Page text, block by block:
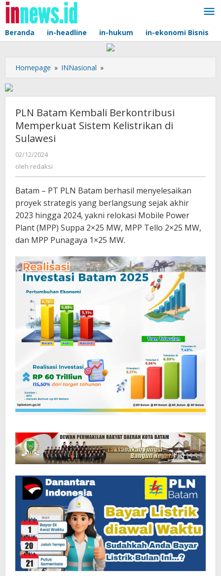
Lewati
konten
Beranda in-headline in-hukum in-ekonomi Bisnis
Homepage » INNasional »
Batam
Berkontribusi
Memperkuat
Sistem
Kelistrikan
PLN Batam Kembali Berkontribusi
Memperkuat Sistem Kelistrikan di
Sulawesi
02/12/2024
redaksi
oleh redaksi
Batam – PT PLN Batam berhasil menyelesaikan
proyek strategis yang berlangsung sejak akhir
2023 hingga 2024, yakni relokasi Mobile Power
Plant (MPP) Suppa 2×25 MW, MPP Tello 2×25 MW,
dan MPP Punagaya 1×25 MW.